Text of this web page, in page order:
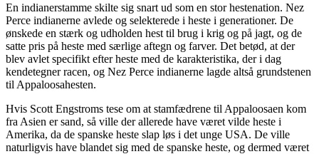
En indianerstamme skilte sig snart ud som en stor hestenation. Nez
Perce indianerne avlede og selekterede i heste i generationer. De
ønskede en stærk og udholden hest til brug i krig og på jagt, og de
satte pris på heste med særlige aftegn og farver. Det betød, at der
blev avlet specifikt efter heste med de karakteristika, der i dag
kendetegner racen, og Nez Perce indianerne lagde altså grundstenen
til Appaloosahesten.
Hvis Scott Engstroms tese om at stamfædrene til Appaloosaen kom
fra Asien er sand, så ville der allerede have været vilde heste i
Amerika, da de spanske heste slap løs i det unge USA. De ville
naturligvis have blandet sig med de spanske heste, og dermed været